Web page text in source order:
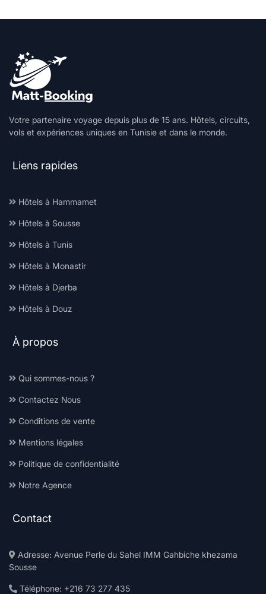
Votre partenaire voyage depuis plus de 15 ans. Hôtels, circuits,
vols et expériences uniques en Tunisie et dans le monde.
Liens rapides
Hôtels à Hammamet
Hôtels à Sousse
Hôtels à Tunis
Hôtels à Monastir
Hôtels à Djerba
Hôtels à Douz
À propos
Qui sommes-nous ?
Contactez Nous
Conditions de vente
Mentions légales
Politique de confidentialité
Notre Agence
Contact
Adresse: Avenue Perle du Sahel IMM Gahbiche khezama
Sousse
Téléphone: +216 73 277 435